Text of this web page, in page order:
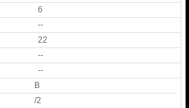
6
--
22
--
--
B
/2